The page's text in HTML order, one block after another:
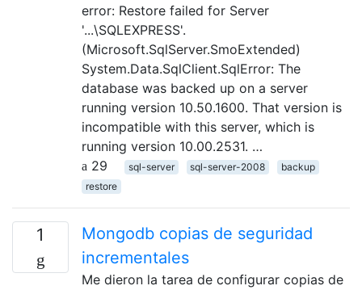
error: Restore failed for Server
'...\SQLEXPRESS'.
(Microsoft.SqlServer.SmoExtended)
System.Data.SqlClient.SqlError: The
database was backed up on a server
running version 10.50.1600. That version is
incompatible with this server, which is
running version 10.00.2531. …
29
sql-server sql-server-2008
backup
restore
1
Mongodb copias de seguridad
incrementales
Me dieron la tarea de configurar copias de